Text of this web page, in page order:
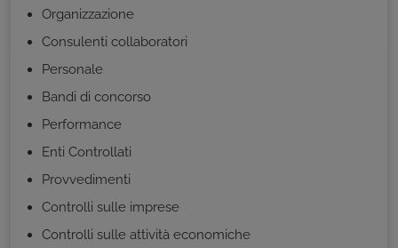
Organizzazione
Consulenti collaboratori
Personale
Bandi di concorso
Performance
Enti Controllati
Provvedimenti
Controlli sulle imprese
Controlli sulle attività economiche